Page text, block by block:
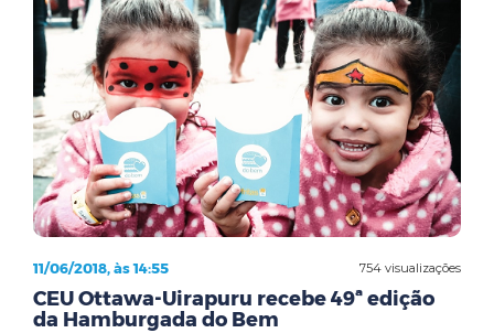
754 visualizações
11/06/2018, às 14:55
CEU Ottawa-Uirapuru recebe 49ª edição
da Hamburgada do Bem